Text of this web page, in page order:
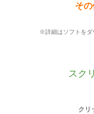
そ
※詳細はソフトをダ
スク
クリ